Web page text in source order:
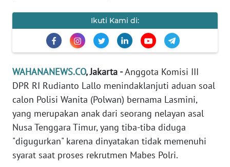
Ikuti Kami di:
WAHANANEWS.CO, Jakarta -Anggota Komisi III
DPR RI Rudianto Lallo menindaklanjuti aduan soal
calon Polisi Wanita (Polwan) bernama Lasmini,
yang merupakan anak dari seorang nelayan asal
Nusa Tenggara Timur, yang tiba-tiba diduga
"digugurkan" karena dinyatakan tidak memenuhi
syarat saat proses rekrutmen Mabes Polri.
EDITORIAL
Informasi
INDEKS
KONTAK